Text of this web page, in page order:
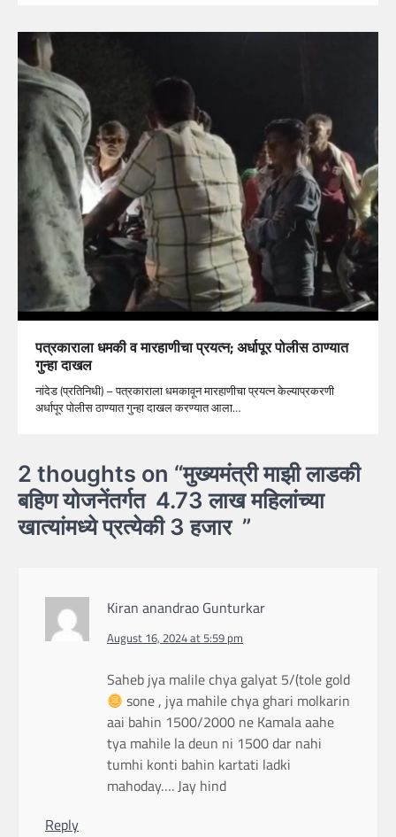
पत्रकाराला धमकी व मारहाणीचा प्रयत्न; अर्धापूर पोलीस ठाण्यात
गुन्हा दाखल
नांदेड (प्रतिनिधी) – पत्रकाराला धमकावून मारहाणीचा प्रयत्न केल्याप्रकरणी
अर्धापूर पोलीस ठाण्यात गुन्हा दाखल करण्यात आला…
2 thoughts on “मुख्यमंत्री माझी लाडकी
बहिण योजनेंतर्गत 4.73 लाख महिलांच्या
खात्यांमध्ये प्रत्येकी 3 हजार ”
Kiran anandrao Gunturkar
August 16, 2024 at 5:59 pm
Saheb jya malile chya galyat 5/(tole gold
sone , jya mahile chya ghari molkarin
aai bahin 1500/2000 ne Kamala aahe
tya mahile la deun ni 1500 dar nahi
tumhi konti bahin kartati ladki
mahoday…. Jay hind
Reply